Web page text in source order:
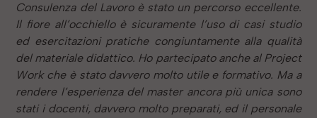
Consulenza del Lavoro è stato un percorso eccellente.
Il fiore all’occhiello è sicuramente l’uso di casi studio
ed esercitazioni pratiche congiuntamente alla qualità
del materiale didattico. Ho partecipato anche al Project
Work che è stato davvero molto utile e formativo. Ma a
rendere l’esperienza del master ancora più unica sono
stati i docenti, davvero molto preparati, ed il personale